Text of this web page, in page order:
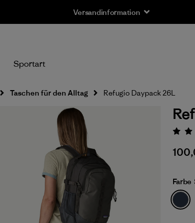
Versandinformation
Sportart
Taschen für den Alltag Refugio Daypack 26L
Farbe